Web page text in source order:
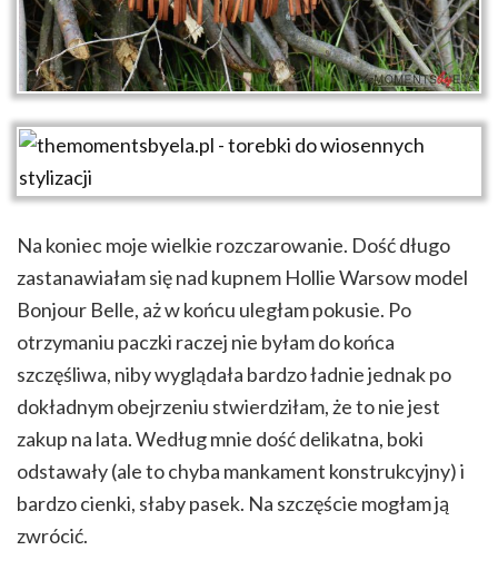
Na koniec moje wielkie rozczarowanie. Dość długo
zastanawiałam się nad kupnem Hollie Warsow model
Bonjour Belle, aż w końcu uległam pokusie. Po
otrzymaniu paczki raczej nie byłam do końca
szczęśliwa, niby wyglądała bardzo ładnie jednak po
dokładnym obejrzeniu stwierdziłam, że to nie jest
zakup na lata. Według mnie dość delikatna, boki
odstawały (ale to chyba mankament konstrukcyjny) i
bardzo cienki, słaby pasek. Na szczęście mogłam ją
zwrócić.